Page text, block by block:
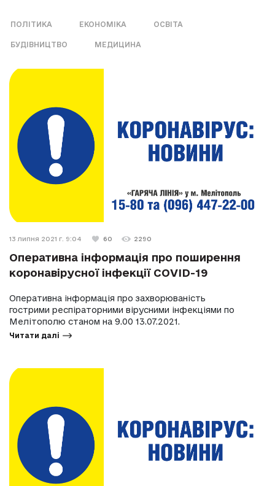
ПОЛІТИКА ЕКОНОМІКА ОСВІТА
БУДІВНИЦТВО МЕДИЦИНА
13 липня 2021 г. 9:04 60 2290
Оперативна інформація про поширення
коронавірусної інфекції COVID-19
Оперативна інформація про захворюваність
гострими респіраторними вірусними інфекціями по
Мелітополю станом на 9.00 13.07.2021.
Читати далі